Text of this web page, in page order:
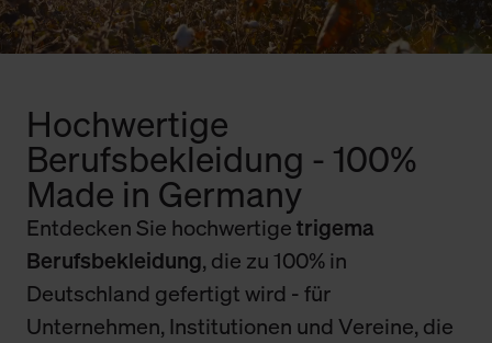
Hochwertige
Berufsbekleidung - 100%
Made in Germany
Entdecken Sie hochwertigetrigema
Berufsbekleidung, die zu 100% in
Deutschland gefertigt wird - für
Unternehmen, Institutionen und Vereine, die